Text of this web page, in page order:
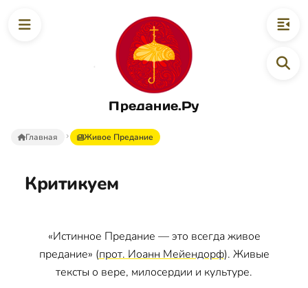
Предание.Ру
Главная Живое Предание
Критикуем
«Истинное Предание — это всегда живое
предание» (прот. Иоанн Мейендорф). Живые
тексты о вере, милосердии и культуре.